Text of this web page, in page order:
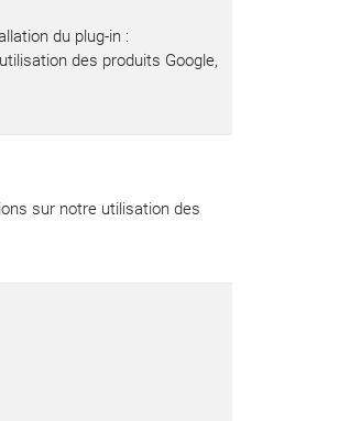
du plug-in :
des produits Google,
sur notre utilisation des